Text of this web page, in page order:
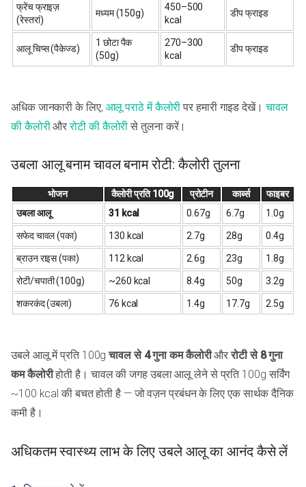
फ्रेंच फ्राइज़
(रेस्तरां)
मध्यम (150g)
450–500
kcal
डीप फ्राइड
आलू चिप्स (पैकेज्ड)
1 छोटा पैक
(50g)
270–300
kcal
डीप फ्राइड
अधिक जानकारी के लिए, आलू पराठे में कैलोरी पर हमारी गाइड देखें।चावल
की कैलोरीऔररोटी की कैलोरी से तुलना करें।
उबला आलू बनाम चावल बनाम रोटी: कैलोरी तुलना
भोजन कैलोरी प्रति 100g प्रोटीन कार्ब्स
फाइबर
उबला आलू
31 kcal 0.67g 6.7g 1.0g
सफेद चावल (पका) 130 kcal 2.7g 28g 0.4g
ब्राउन राइस (पका) 112 kcal 2.6g 23g 1.8g
रोटी/चपाती (100g) ~260 kcal 8.4g 50g 3.2g
शकरकंद (उबला) 76 kcal 1.4g 17.7g 2.5g
उबले आलू में प्रति 100gचावल से 4 गुना कम कैलोरीऔररोटी से 8 गुना
कम कैलोरीहोती है। चावल की जगह उबला आलू लेने से प्रति 100g सर्विंग
~100 kcal की बचत होती है — जो वज़न प्रबंधन के लिए एक सार्थक दैनिक
कमी है।
अधिकतम स्वास्थ्य लाभ के लिए उबले आलू का आनंद कैसे लें